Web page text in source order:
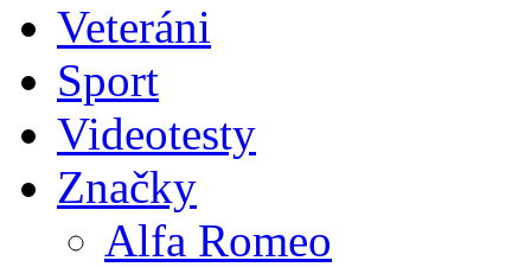
Veteráni
Sport
Videotesty
Značky
Alfa Romeo